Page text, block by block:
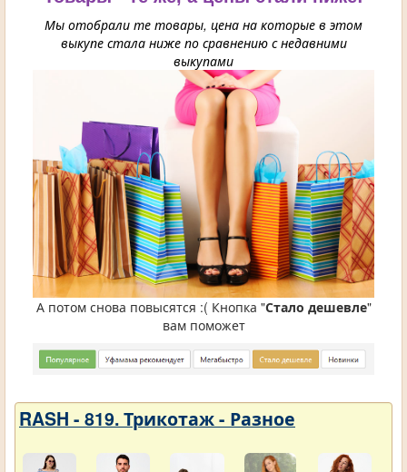
Мы отобрали те товары, цена на которые в этом
выкупе стала ниже по сравнению с недавними
выкупами
А потом снова повысятся :( Кнопка "Стало дешевле"
вам поможет
RASH - 819. Трикотаж - Разное